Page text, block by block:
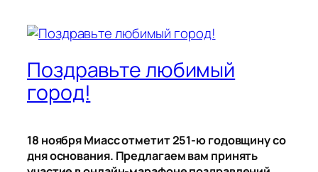
Поздравьте любимый
город!
18 ноября Миасс отметит 251-ю годовщину со
дня основания. Предлагаем вам принять